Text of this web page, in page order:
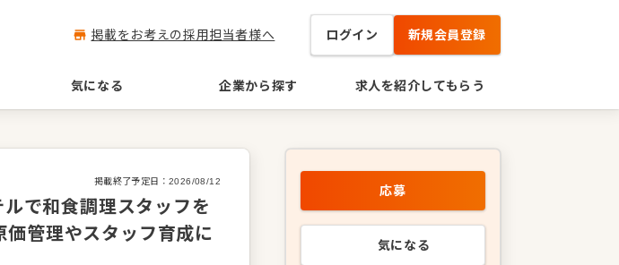
掲載をお考えの採用担当者様へ ログイン 新規会員登録
気になる 企業から探す 求人を紹介してもらう
掲載終了予定日： 2026/08/12
で和食調理スタッフを
管理やスタッフ育成に
応募
気になる